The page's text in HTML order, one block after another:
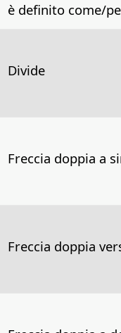
è definito come/
Divide
Freccia doppia a
Freccia doppia